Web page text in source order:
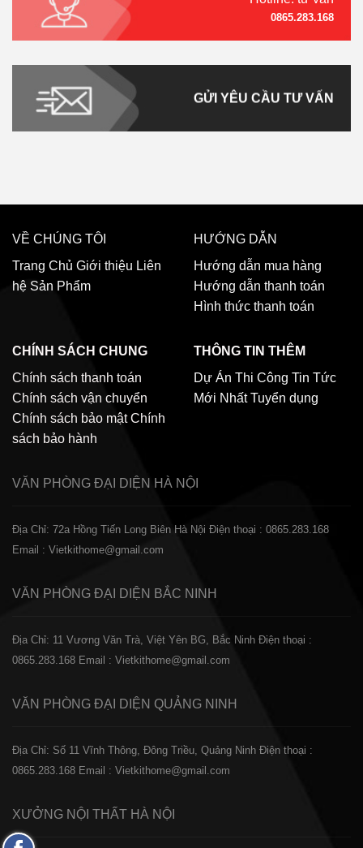
0865.283.168
GỬI YÊU CẦU TƯ VẤN
VỀ CHÚNG TÔI
Trang Chủ Giới thiệu Liên
hệ Sản Phẩm
HƯỚNG DẪN
Hướng dẫn mua hàng
Hướng dẫn thanh toán
Hình thức thanh toán
CHÍNH SÁCH CHUNG
Chính sách thanh toán
Chính sách vận chuyển
Chính sách bảo mật Chính
sách bảo hành
THÔNG TIN THÊM
Dự Án Thi Công Tin Tức
Mới Nhất Tuyển dụng
VĂN PHÒNG ĐẠI DIỆN HÀ NỘI
Địa Chỉ: 72a Hồng Tiến Long Biên Hà Nội Điện thoại : 0865.283.168
Email : Vietkithome@gmail.com
VĂN PHÒNG ĐẠI DIỆN BẮC NINH
Địa Chỉ: 11 Vương Văn Trà, Việt Yên BG, Bắc Ninh Điện thoại :
0865.283.168 Email : Vietkithome@gmail.com
VĂN PHÒNG ĐẠI DIỆN QUẢNG NINH
Địa Chỉ: Số 11 Vĩnh Thông, Đông Triều, Quảng Ninh Điện thoại :
0865.283.168 Email : Vietkithome@gmail.com
XƯỞNG NỘI THẤT HÀ NỘI